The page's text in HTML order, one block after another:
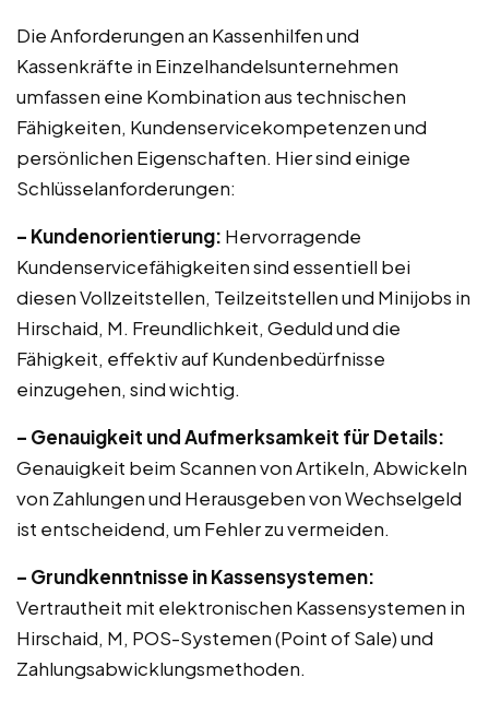
Die Anforderungen an Kassenhilfen und
Kassenkräfte in Einzelhandelsunternehmen
umfassen eine Kombination aus technischen
Fähigkeiten, Kundenservicekompetenzen und
persönlichen Eigenschaften. Hier sind einige
Schlüsselanforderungen:
– Kundenorientierung: Hervorragende
Kundenservicefähigkeiten sind essentiell bei
diesen Vollzeitstellen, Teilzeitstellen und Minijobs in
Hirschaid, M. Freundlichkeit, Geduld und die
Fähigkeit, effektiv auf Kundenbedürfnisse
einzugehen, sind wichtig.
– Genauigkeit und Aufmerksamkeit für Details:
Genauigkeit beim Scannen von Artikeln, Abwickeln
von Zahlungen und Herausgeben von Wechselgeld
ist entscheidend, um Fehler zu vermeiden.
– Grundkenntnisse in Kassensystemen:
Vertrautheit mit elektronischen Kassensystemen in
Hirschaid, M, POS-Systemen (Point of Sale) und
Zahlungsabwicklungsmethoden.